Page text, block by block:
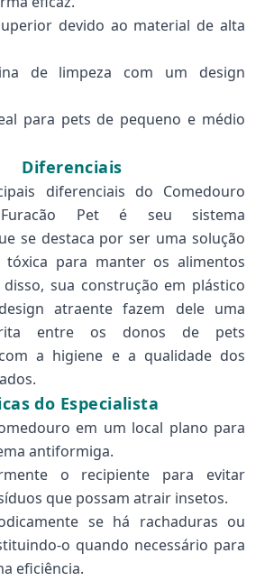
devido ao material de alta
de limpeza com um design
para pets de pequeno e médio
Diferenciais
diferenciais do Comedouro
Furacão Pet é seu sistema
se destaca por ser uma solução
tóxica para manter os alimentos
sua construção em plástico
atraente fazem dele uma
entre os donos de pets
a higiene e a qualidade dos
do Especialista
em um local plano para
antiformiga.
o recipiente para evitar
que possam atrair insetos.
se há rachaduras ou
o quando necessário para
eficiência.